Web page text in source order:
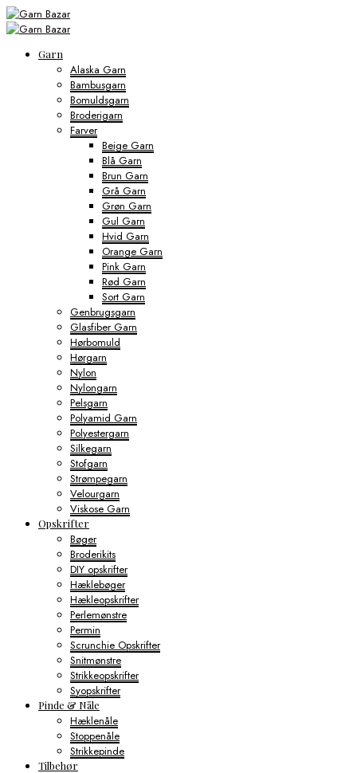
Garn
Alaska Garn
Bambusgarn
Bomuldsgarn
Broderigarn
Farver
Beige Garn
Blå Garn
Brun Garn
Grå Garn
Grøn Garn
Gul Garn
Hvid Garn
Orange Garn
Pink Garn
Rød Garn
Sort Garn
Genbrugsgarn
Glasfiber Garn
Hørbomuld
Hørgarn
Nylon
Nylongarn
Pelsgarn
Polyamid Garn
Polyestergarn
Silkegarn
Stofgarn
Strømpegarn
Velourgarn
Viskose Garn
Opskrifter
Bøger
Broderikits
DIY opskrifter
Hæklebøger
Hækleopskrifter
Perlemønstre
Permin
Scrunchie Opskrifter
Snitmønstre
Strikkeopskrifter
Syopskrifter
Pinde & Nåle
Hæklenåle
Stoppenåle
Strikkepinde
Tilbehør